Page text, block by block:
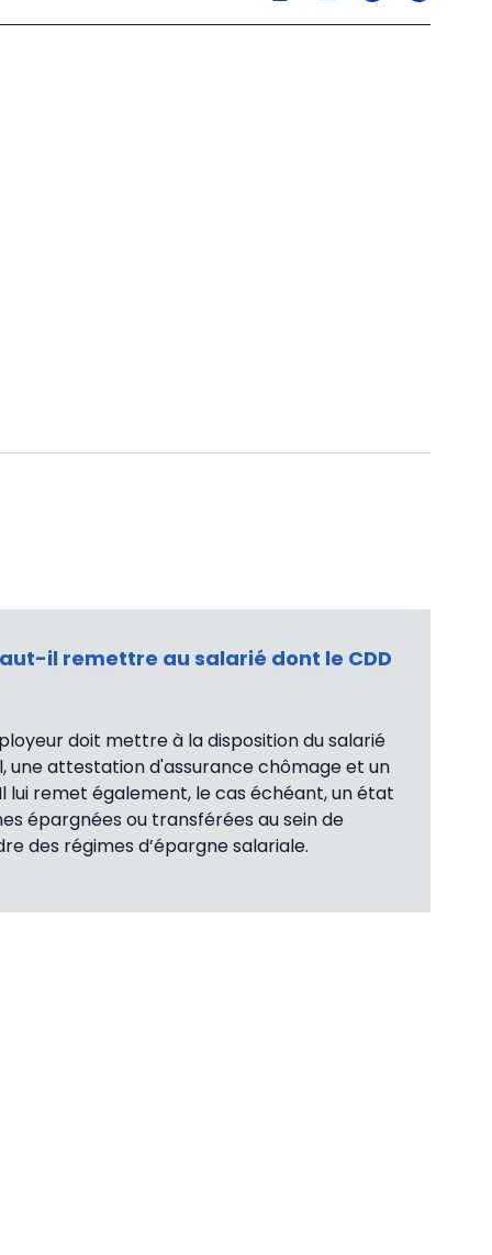
il remettre au salarié dont le CDD
doit mettre à la disposition du salarié
une attestation d'assurance chômage et un
lui remet également, le cas échéant, un état
épargnées ou transférées au sein de
des régimes d’épargne salariale.